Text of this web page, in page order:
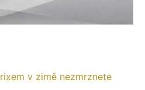
v zimě nezmrznete